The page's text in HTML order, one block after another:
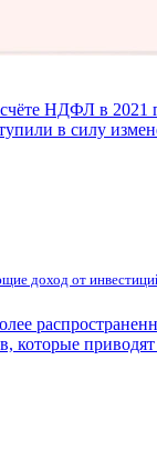
НДФЛ в 2021
в силу
доход от
которые приводят